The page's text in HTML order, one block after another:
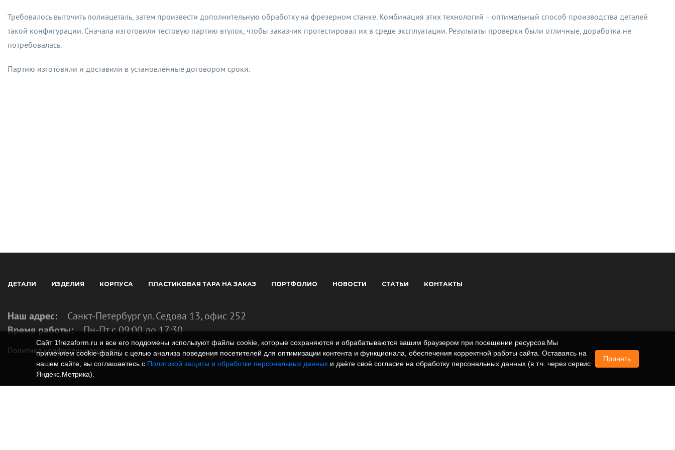
Требовалось выточить полиацеталь, затем произвести дополнительную обработку на фрезерном станке. Комбинация этих технологий – оптимальный способ производства деталей
такой конфигурации. Сначала изготовили тестовую партию втулок, чтобы заказчик протестировал их в среде эксплуатации. Результаты проверки были отличные, доработка не
потребовалась.
Партию изготовили и доставили в установленные договором сроки.
ДЕТАЛИ ИЗДЕЛИЯ КОРПУСА ПЛАСТИКОВАЯ ТАРА НА ЗАКАЗ ПОРТФОЛИО НОВОСТИ СТАТЬИ КОНТАКТЫ
Наш адрес:
Санкт-Петербург ул. Седова 13, офис 252
Время работы: Пн-Пт с 09:00 до 17:30
Политика конфиденциальности
Сайт 1frezaform.ru и все его поддомены используют файлы cookie, которые сохраняются и обрабатываются вашим браузером при посещении ресурсов.Мы
применяем cookie‑файлы с целью анализа поведения посетителей для оптимизации контента и функционала, обеспечения корректной работы сайта. Оставаясь на
нашем сайте, вы соглашаетесь с Политикой защиты и обработки персональных данных и даёте своё согласие на обработку персональных данных (в т.ч. через сервис
Яндекс.Метрика).
Принять